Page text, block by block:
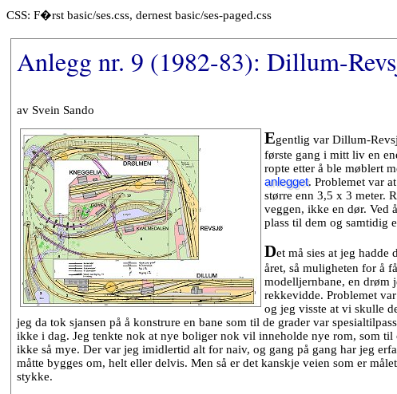
CSS: F�rst basic/ses.css, dernest basic/ses-paged.css
Anlegg nr. 9 (1982-83): Dillum-
av Svein Sando
Egentlig var Dillum-
første gang i mitt liv en
ropte etter å ble møblert
anlegget. Problemet var
større enn 3,5 x 3 meter.
veggen, ikke en dør. Ved
plass til dem og samtidig
Det må sies at jeg hadde
året, så muligheten for å
modelljernbane, en drøm
rekkevidde. Problemet
og jeg visste at vi skulle
jeg da tok sjansen på å konstrure en bane som til de grader var
ikke i dag. Jeg tenkte nok at nye boliger nok vil inneholde nye rom, som til
ikke så mye. Der var jeg imidlertid alt for naiv, og gang på gang har jeg
måtte bygges om, helt eller delvis. Men så er det kanskje veien som er
stykke.